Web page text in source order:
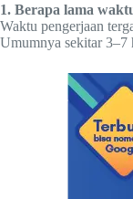
1. Berapa lama
Waktu pengerjaan
Umumnya sekitar 3–7